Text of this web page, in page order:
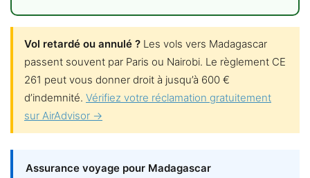
Vol retardé ou annulé ? Les vols vers Madagascar
passent souvent par Paris ou Nairobi. Le règlement CE
261 peut vous donner droit à jusqu’à 600 €
d’indemnité. Vérifiez votre réclamation gratuitement
sur AirAdvisor →
Assurance voyage pour Madagascar